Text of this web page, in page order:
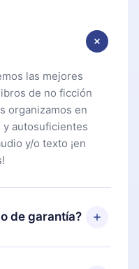
las mejores
de no ficción
organizamos en
autosuficientes
y/o texto ¡en
de garantía?
y comenzar a